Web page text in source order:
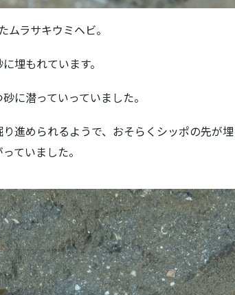
ラサキウミヘビ。
埋もれています。
に潜っていっていました。
進められるようで、おそらくシッポの先が
ていました。